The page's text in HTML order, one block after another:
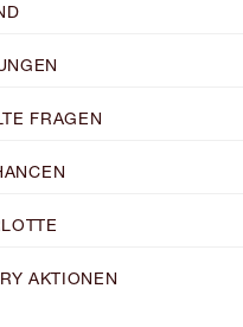
FRAGEN
AKTIONEN